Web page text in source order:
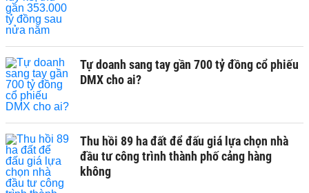
Tự doanh sang tay gần 700 tỷ đồng cổ phiếu
DMX cho ai?
Thu hồi 89 ha đất để đấu giá lựa chọn nhà
đầu tư công trình thành phố cảng hàng
không